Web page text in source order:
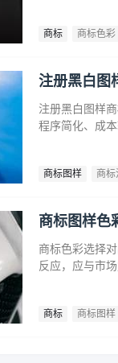
商标 商标色彩
注册黑白图
注册黑白图样
程序简化、成
商标图样 商标
商标图样色
商标色彩选择
反应，应与市
商标 商标图样